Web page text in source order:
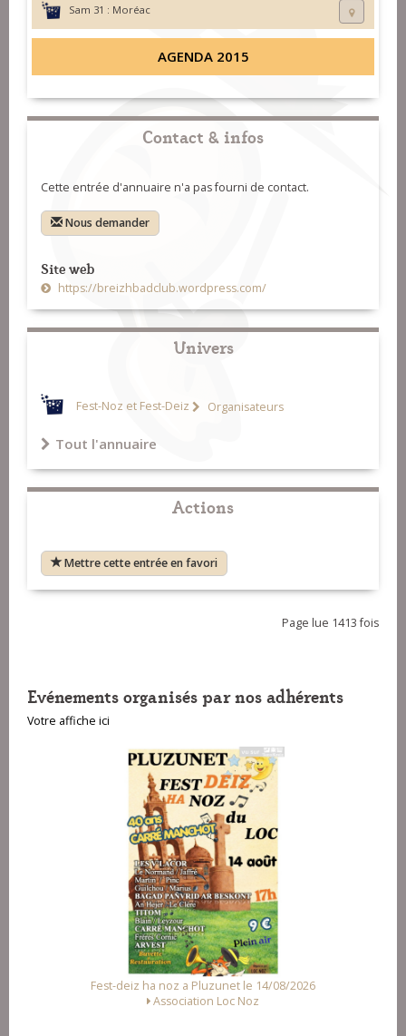
Sam 31 : Moréac
AGENDA 2015
Contact & infos
Cette entrée d'annuaire n'a pas fourni de contact.
Nous demander
Site web
https://breizhbadclub.wordpress.com/
Univers
Fest-Noz et Fest-Deiz Organisateurs
Tout l'annuaire
Actions
Mettre cette entrée en favori
Page lue 1413 fois
Evénements organisés par nos adhérents
Votre affiche ici
Fest-deiz ha noz a Pluzunet le 14/08/2026
Association Loc Noz